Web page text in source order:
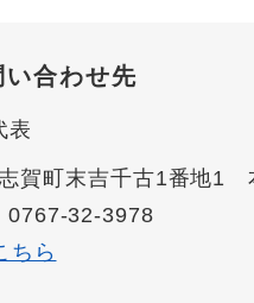
合わせ先
表
賀町末吉千古1番地1
0767-32-3978
ちら